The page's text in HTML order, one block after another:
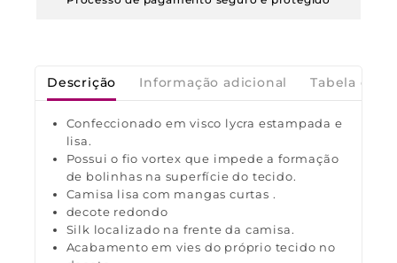
Descrição Informação adicional Tabela de
Confeccionado em visco lycra estampada e
lisa.
Possui o fio vortex que impede a formação
de bolinhas na superfície do tecido.
Camisa lisa com mangas curtas .
decote redondo
Silk localizado na frente da camisa.
Acabamento em vies do próprio tecido no